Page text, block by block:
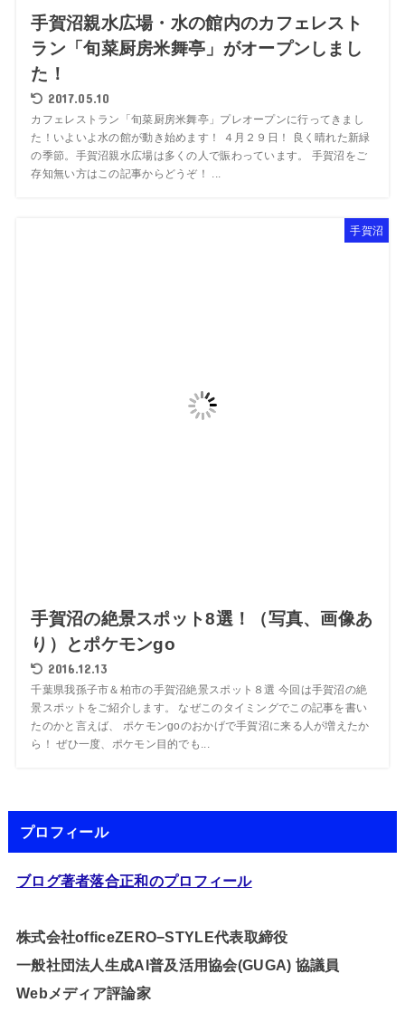
手賀沼親水広場・水の館内のカフェレスト
ラン「旬菜厨房米舞亭」がオープンしまし
た！
2017.05.10
カフェレストラン「旬菜厨房米舞亭」プレオープンに行ってきまし
た！いよいよ水の館が動き始めます！ ４月２９日！ 良く晴れた新緑
の季節。手賀沼親水広場は多くの人で賑わっています。 手賀沼をご
存知無い方はこの記事からどうぞ！ ...
手賀沼
手賀沼の絶景スポット8選！（写真、画像あ
り）とポケモンgo
2016.12.13
千葉県我孫子市＆柏市の手賀沼絶景スポット８選 今回は手賀沼の絶
景スポットをご紹介します。 なぜこのタイミングでこの記事を書い
たのかと言えば、 ポケモンgoのおかげで手賀沼に来る人が増えたか
ら！ ぜひ一度、ポケモン目的でも...
プロフィール
ブログ著者落合正和のプロフィール
株式会社officeZERO−STYLE代表取締役
一般社団法人生成AI普及活用協会(GUGA) 協議員
Webメディア評論家